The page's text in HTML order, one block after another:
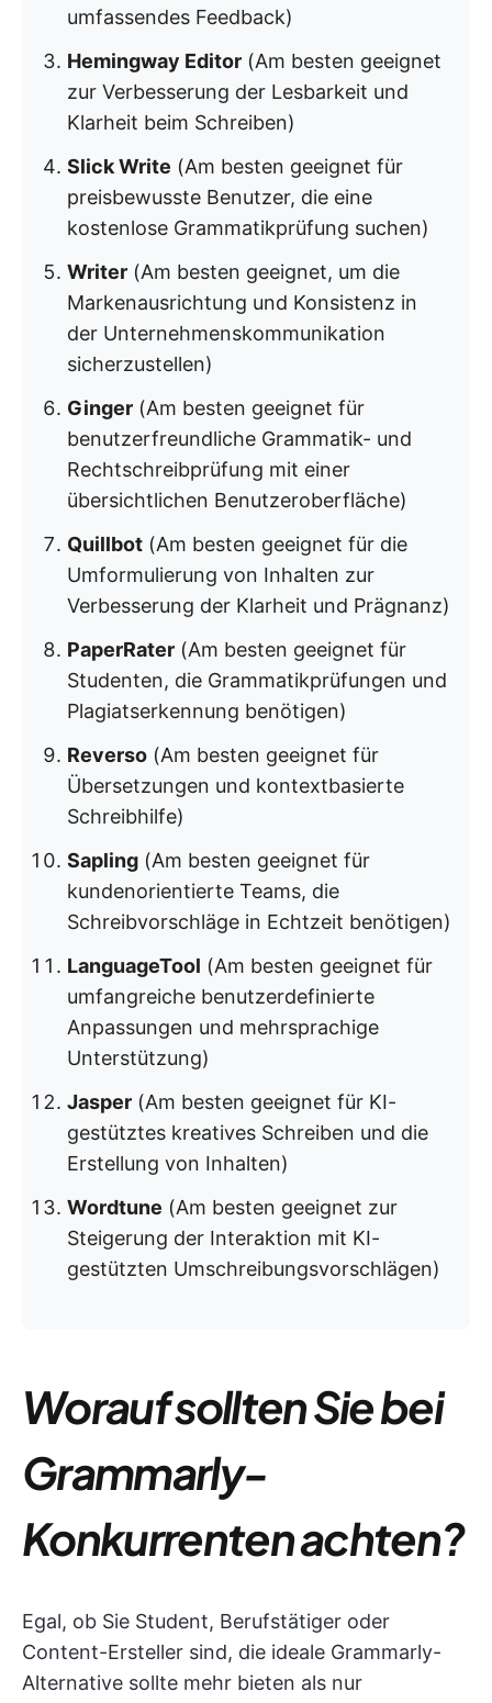
umfassendes Feedback)
Hemingway Editor (Am besten geeignet
zur Verbesserung der Lesbarkeit und
Klarheit beim Schreiben)
Slick Write (Am besten geeignet für
preisbewusste Benutzer, die eine
kostenlose Grammatikprüfung suchen)
Writer (Am besten geeignet, um die
Markenausrichtung und Konsistenz in
der Unternehmenskommunikation
sicherzustellen)
Ginger (Am besten geeignet für
benutzerfreundliche Grammatik- und
Rechtschreibprüfung mit einer
übersichtlichen Benutzeroberfläche)
Quillbot (Am besten geeignet für die
Umformulierung von Inhalten zur
Verbesserung der Klarheit und Prägnanz)
PaperRater (Am besten geeignet für
Studenten, die Grammatikprüfungen und
Plagiatserkennung benötigen)
Reverso (Am besten geeignet für
Übersetzungen und kontextbasierte
Schreibhilfe)
Sapling (Am besten geeignet für
kundenorientierte Teams, die
Schreibvorschläge in Echtzeit benötigen)
LanguageTool (Am besten geeignet für
umfangreiche benutzerdefinierte
Anpassungen und mehrsprachige
Unterstützung)
Jasper (Am besten geeignet für KI-
gestütztes kreatives Schreiben und die
Erstellung von Inhalten)
Wordtune (Am besten geeignet zur
Steigerung der Interaktion mit KI-
gestützten Umschreibungsvorschlägen)
Worauf sollten Sie bei
Grammarly-
Konkurrenten achten?
Egal, ob Sie Student, Berufstätiger oder
Content-Ersteller sind, die ideale Grammarly-
Alternative sollte mehr bieten als nur